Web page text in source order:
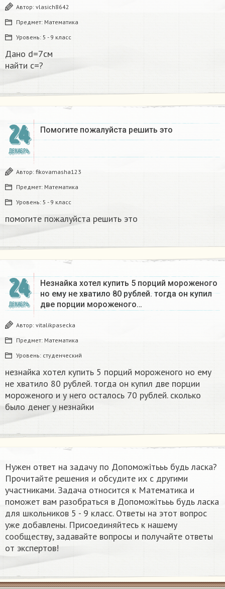
Автор: vlasich8642
Предмет: Математика
Уровень: 5 - 9 класс
Дано d=7см
найти с=?​
24
ДЕКАБРЬ
Помогите пожалуйста решить это
Автор: fikovamasha123
Предмет: Математика
Уровень: 5 - 9 класс
помогите пожалуйста решить это
24
ДЕКАБРЬ
Незнайка хотел купить 5 порций мороженого
но ему не хватило 80 рублей. тогда он купил
две порции мороженого…
Автор: vitalikpasecka
Предмет: Математика
Уровень: студенческий
незнайка хотел купить 5 порций мороженого но ему
не хватило 80 рублей. тогда он купил две порции
мороженого и у него осталось 70 рублей. сколько
было денег у незнайки
Нужен ответ на задачу по Допоможітььь будь ласка?
Прочитайте решения и обсудите их с другими
участниками. Задача относится к Математика и
поможет вам разобраться в Допоможітььь будь ласка
для школьников 5 - 9 класс. Ответы на этот вопрос
уже добавлены. Присоединяйтесь к нашему
сообществу, задавайте вопросы и получайте ответы
от экспертов!